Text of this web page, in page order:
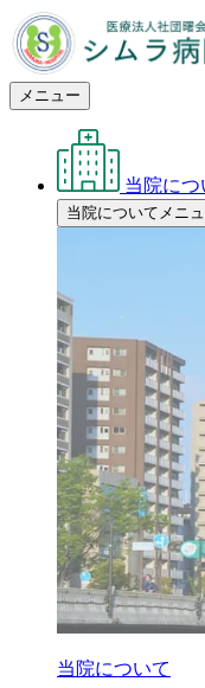
メニュー
当院につ
当院についてメニ
当院について